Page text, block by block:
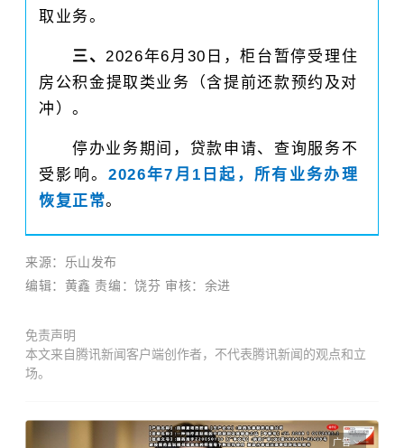
取业务。
三、2026年6月30日，柜台暂停受理住
房公积金提取类业务（含提前还款预约及对
冲）。
停办业务期间，贷款申请、查询服务不
受影响。2026年7月1日起，所有业务办理
恢复正常。
来源：乐山发布
编辑：黄鑫 责编：饶芬 审核：余进
免责声明
本文来自腾讯新闻客户端创作者，不代表腾讯新闻的观点和立
场。
广告